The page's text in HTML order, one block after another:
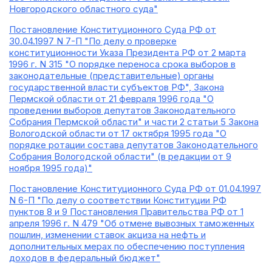
Новгородского областного суда"
Постановление Конституционного Суда РФ от
30.04.1997 N 7-П "По делу о проверке
конституционности Указа Президента РФ от 2 марта
1996 г. N 315 "О порядке переноса срока выборов в
законодательные (представительные) органы
государственной власти субъектов РФ", Закона
Пермской области от 21 февраля 1996 года "О
проведении выборов депутатов Законодательного
Собрания Пермской области" и части 2 статьи 5 Закона
Вологодской области от 17 октября 1995 года "О
порядке ротации состава депутатов Законодательного
Собрания Вологодской области" (в редакции от 9
ноября 1995 года)"
Постановление Конституционного Суда РФ от 01.04.1997
N 6-П "По делу о соответствии Конституции РФ
пунктов 8 и 9 Постановления Правительства РФ от 1
апреля 1996 г. N 479 "Об отмене вывозных таможенных
пошлин, изменении ставок акциза на нефть и
дополнительных мерах по обеспечению поступления
доходов в федеральный бюджет"